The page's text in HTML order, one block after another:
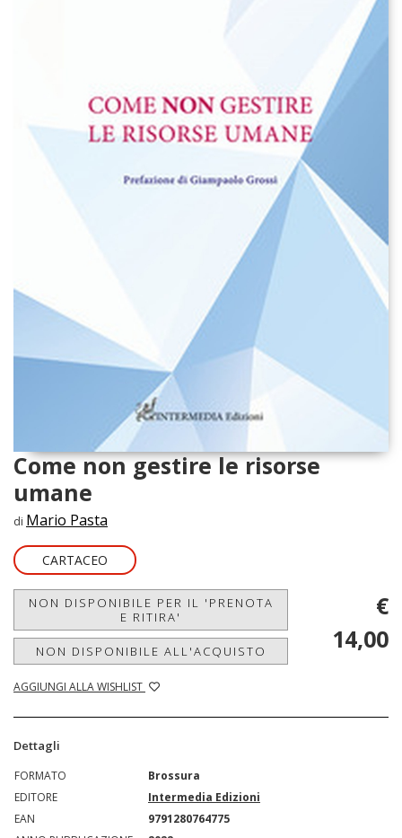
Come non gestire le risorse
umane
di Mario Pasta
CARTACEO
NON DISPONIBILE PER IL 'PRENOTA
E RITIRA'
NON DISPONIBILE ALL'ACQUISTO
AGGIUNGI ALLA WISHLIST
€
14,00
Dettagli
FORMATO
Brossura
EDITORE
Intermedia Edizioni
EAN
9791280764775